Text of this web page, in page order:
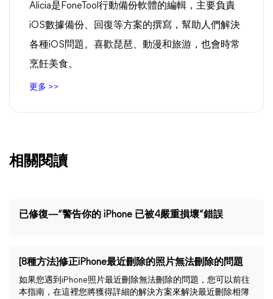
Alicia是FoneTool行動備份軟體的編輯，主要負責
iOS數據備份、回復等方案的撰寫，幫助人們解決
各種iOS問題。喜歡琵琶、動漫和旅游，也會時常
烹飪美食。
更多 >>
相關閱讀
已修復—“警告你的 iPhone 已被4嚴重損壞”錯誤
[8種方法]修正iPhone最近刪除的照片無法刪除的問題
如果您遇到iPhone照片最近刪除無法刪除的問題，您可以前往
本指南，在這裡您將獲得詳細的解決方案來解決最近刪除相簿